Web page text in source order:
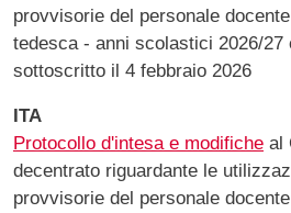
provvisorie del personale
tedesca - anni scolastici 2026/27
sottoscritto il 4 febbraio 2026
ITA
Protocollo d'intesa e modifiche al
decentrato riguardante le
provvisorie del personale